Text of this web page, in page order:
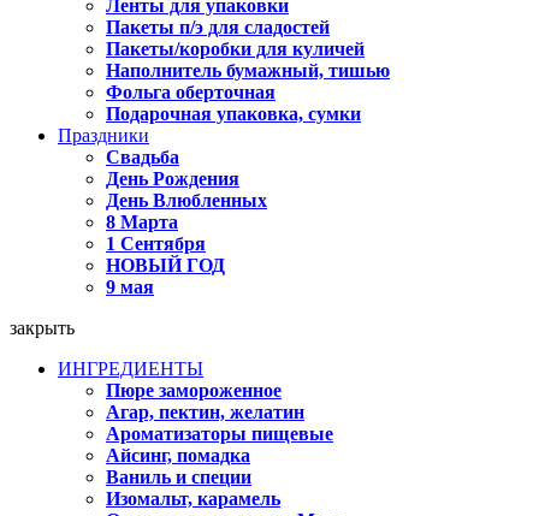
Ленты для упаковки
Пакеты п/э для сладостей
Пакеты/коробки для куличей
Наполнитель бумажный, тишью
Фольга оберточная
Подарочная упаковка, сумки
Праздники
Свадьба
День Рождения
День Влюбленных
8 Марта
1 Сентября
НОВЫЙ ГОД
9 мая
закрыть
ИНГРЕДИЕНТЫ
Пюре замороженное
Агар, пектин, желатин
Ароматизаторы пищевые
Айсинг, помадка
Ваниль и специи
Изомальт, карамель